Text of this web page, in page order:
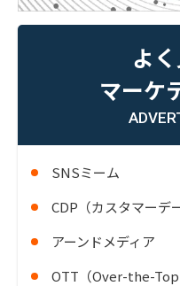
よ
マーケ
SNSミーム
CDP（カスタマーデ
アーンドメディア
OTT（Over-the-Top